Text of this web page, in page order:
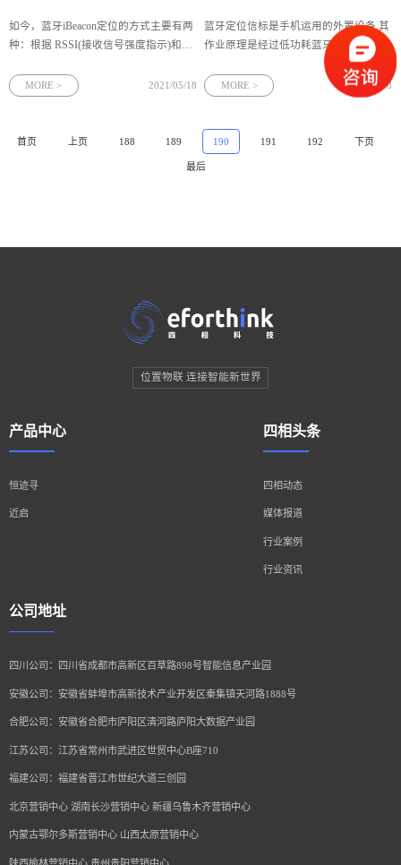
如今，蓝牙iBeacon定位的方式主要有两
种：根据 RSSI(接收信号强度指示)和根
四相科技来给大家简单讲一下，蓝牙
MORE > 2021/05/18
蓝牙定位信标是手机运用的外置设备,其
作业原理是经过低功耗蓝牙向周围发送
自己特有的ID,手机上的运用软件能够扫
描并解析出ID,最后完成根据室内方位的
MORE > 2021/05/18
首页 上页 188 189 190 191 192 下页
最后
位置物联 连接智能新世界
产品中心
恒迹寻
近启
四相头条
四相动态
媒体报道
行业案例
行业资讯
公司地址
四川公司：四川省成都市高新区百草路898号智能信息产业园
安徽公司：安徽省蚌埠市高新技术产业开发区秦集镇天河路1888号
合肥公司：安徽省合肥市庐阳区清河路庐阳大数据产业园
江苏公司：江苏省常州市武进区世贸中心B座710
福建公司：福建省晋江市世纪大道三创园
北京营销中心 湖南长沙营销中心 新疆乌鲁木齐营销中心
内蒙古鄂尔多斯营销中心 山西太原营销中心